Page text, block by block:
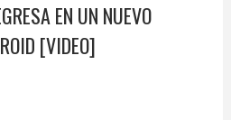
EN UN NUEVO
[VIDEO]